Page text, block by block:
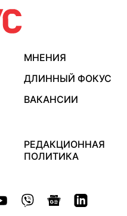
МНЕНИЯ
ДЛИННЫЙ ФОКУС
ВАКАНСИИ
РЕДАКЦИОННАЯ
ПОЛИТИКА